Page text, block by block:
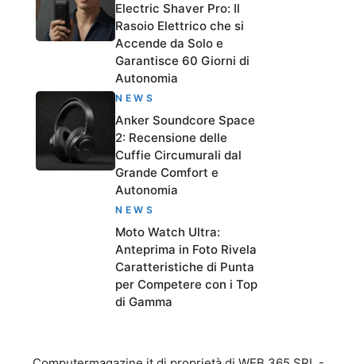
Electric Shaver Pro: Il
Rasoio Elettrico che si
Accende da Solo e
Garantisce 60 Giorni di
Autonomia
NEWS
Anker Soundcore Space
2: Recensione delle
Cuffie Circumurali dal
Grande Comfort e
Autonomia
NEWS
Moto Watch Ultra:
Anteprima in Foto Rivela
Caratteristiche di Punta
per Competere con i Top
di Gamma